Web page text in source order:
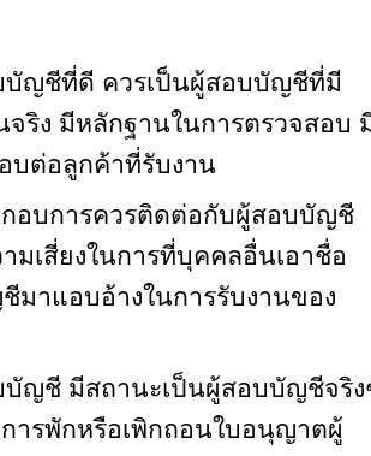
บัญชีที่ดี ควรเป็นผู้สอบบัญชีที่มี
จริง มีหลักฐานในการตรวจสอบ
บต่อลูกค้าที่รับงาน
กอบการควรติดต่อกับผู้สอบบัญชี
ามเสี่ยงในการที่บุคคลอื่นเอาชื่อ
มาแอบอ้างในการรับงานของ
บัญชี มีสถานะเป็นผู้สอบบัญชีจริง
ารพักหรือเพิกถอนใบอนุญาตผู้